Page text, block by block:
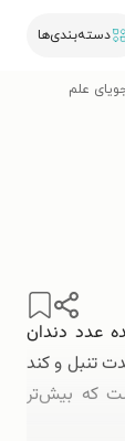
دسته‌بندی‌ها
علم
عدد دندان
تنبل و کند
که بیش‌تر